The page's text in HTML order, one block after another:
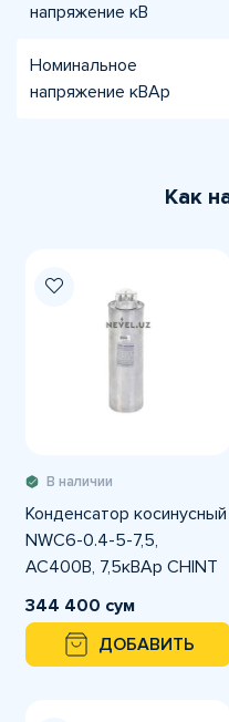
напряжение кВ
Номинальное
напряжение кВАр
Как
В наличии
Конденсатор косинусный
NWC6-0.4-5-7,5,
АС400В, 7,5кВАр CHINT
344 400 сум
ДОБАВИТЬ